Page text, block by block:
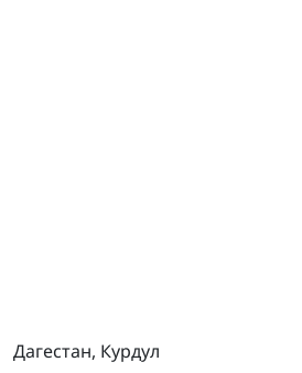
Дагестан, Курдул